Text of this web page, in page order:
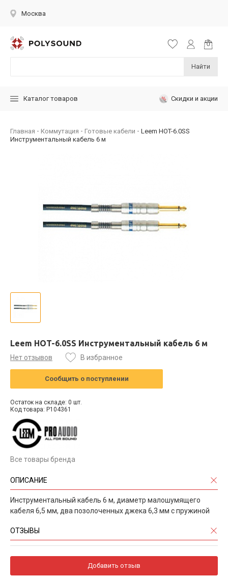
Москва
Найти
Каталог товаров Скидки и акции
Главная Коммутация Готовые кабели
Leem HOT-6.0SS
Инструментальный кабель 6 м
Leem HOT-6.0SS Инструментальный кабель 6 м
Нет отзывов В избранное
Сообщить о поступлении
Остаток на складе: 0 шт.
Код товара: P104361
Все товары бренда
ОПИСАНИЕ
Инструментальный кабель 6 м, диаметр малошумящего
кабеля 6,5 мм, два позолоченных джека 6,3 мм с пружиной
ОТЗЫВЫ
Добавить отзыв